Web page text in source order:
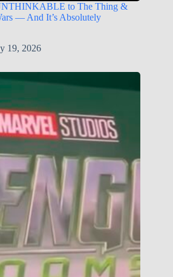
to The Thing &
— And It’s Absolutely
19, 2026